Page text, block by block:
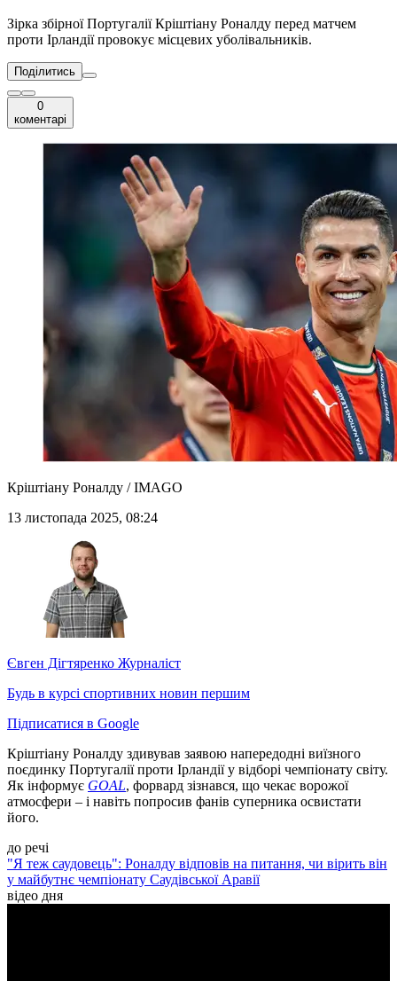
Зірка збірної Португалії Кріштіану Роналду перед матчем
проти Ірландії провокує місцевих уболівальників.
Поділитись
0
коментарі
Кріштіану Роналду / IMAGO
13 листопада 2025, 08:24
Євген Дігтяренко Журналіст
Будь в курсі спортивних новин першим
Підписатися в Google
Кріштіану Роналду здивував заявою напередодні виїзного
поєдинку Португалії проти Ірландії у відборі чемпіонату світу.
Як інформує GOAL, форвард зізнався, що чекає ворожої
атмосфери – і навіть попросив фанів суперника освистати
його.
до речі
"Я теж саудовець": Роналду відповів на питання, чи вірить він
у майбутнє чемпіонату Саудівської Аравії
відео дня